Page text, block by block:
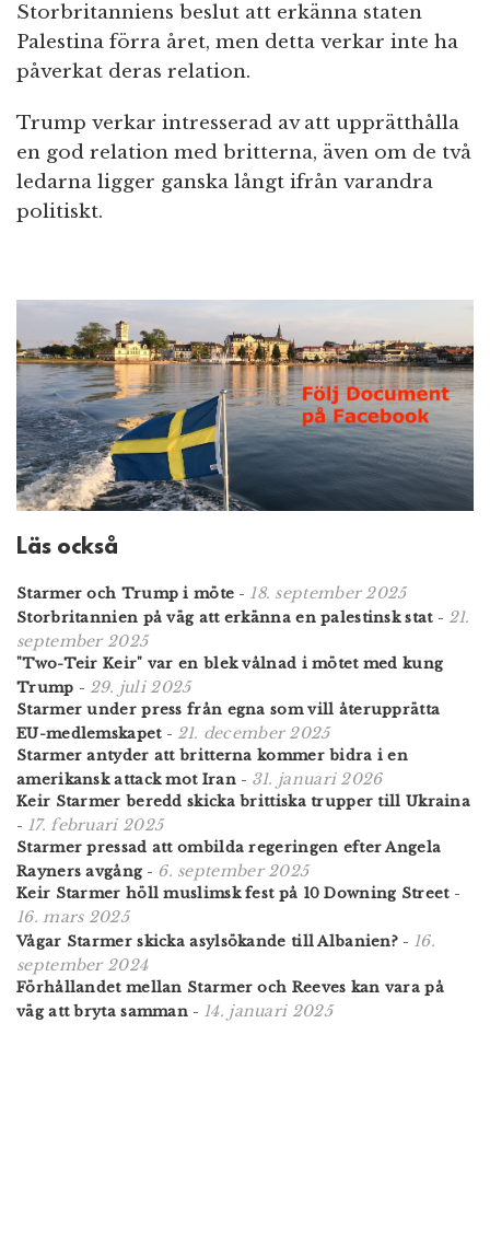
Storbritanniens beslut att erkänna staten
Palestina förra året, men detta verkar inte ha
påverkat deras relation.
Trump verkar intresserad av att upprätthålla
en god relation med britterna, även om de två
ledarna ligger ganska långt ifrån varandra
politiskt.
Läs också
Starmer och Trump i möte - 18. september 2025
Storbritannien på väg att erkänna en palestinsk stat- 21.
september 2025
"Two-Teir Keir" var en blek vålnad i mötet med kung
Trump - 29. juli 2025
Starmer under press från egna som vill återupprätta
EU-medlemskapet- 21. december 2025
Starmer antyder att britterna kommer bidra i en
amerikansk attack mot Iran- 31. januari 2026
Keir Starmer beredd skicka brittiska trupper till Ukraina
- 17. februari 2025
Starmer pressad att ombilda regeringen efter Angela
Rayners avgång- 6. september 2025
Keir Starmer höll muslimsk fest på 10 Downing Street-
16. mars 2025
Vågar Starmer skicka asylsökande till Albanien? - 16.
september 2024
Förhållandet mellan Starmer och Reeves kan vara på
väg att bryta samman - 14. januari 2025